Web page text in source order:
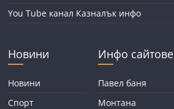
You Tube канал Казналък инфо
Новини
Новини
Спорт
Инфо сайтове
Павел баня
Монтана